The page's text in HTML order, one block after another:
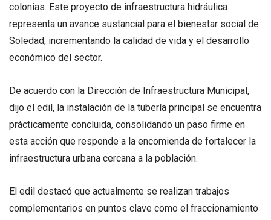
colonias. Este proyecto de infraestructura hidráulica
representa un avance sustancial para el bienestar social de
Soledad, incrementando la calidad de vida y el desarrollo
económico del sector.
De acuerdo con la Dirección de Infraestructura Municipal,
dijo el edil, la instalación de la tubería principal se encuentra
prácticamente concluida, consolidando un paso firme en
esta acción que responde a la encomienda de fortalecer la
infraestructura urbana cercana a la población.
El edil destacó que actualmente se realizan trabajos
complementarios en puntos clave como el fraccionamiento